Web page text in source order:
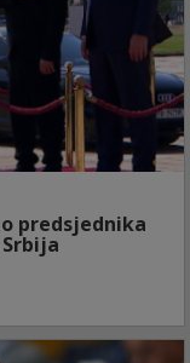
predsjednika